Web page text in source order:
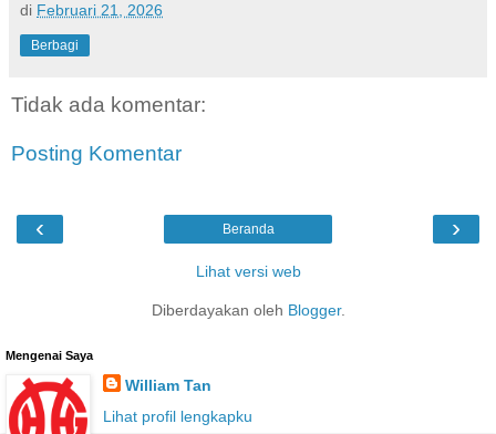
di Februari 21, 2026
Berbagi
Tidak ada komentar:
Posting Komentar
‹ ›
Beranda
Lihat versi web
Diberdayakan oleh Blogger.
Mengenai Saya
William Tan
Lihat profil lengkapku